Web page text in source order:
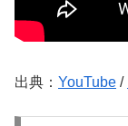
出典： YouTube /